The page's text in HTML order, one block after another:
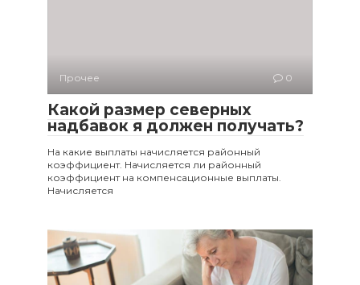
Прочее 0
Какой размер северных
надбавок я должен получать?
На какие выплаты начисляется районный
коэффициент. Начисляется ли районный
коэффициент на компенсационные выплаты.
Начисляется